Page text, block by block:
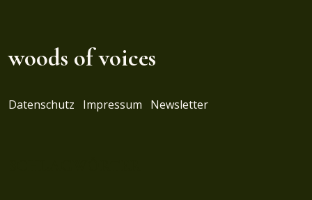
woods of voices
Datenschutz Impressum Newsletter